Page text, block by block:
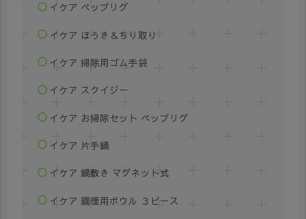
イケア ペップリグ
イケア ほうき＆ちり取り
イケア 掃除用ゴム手袋
イケア スクイジー
イケア お掃除セット ペップリグ
イケア 片手鍋
イケア 鍋敷き マグネット式
イケア 調理用ボウル ３ピース